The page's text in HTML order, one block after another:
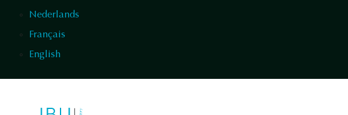
Nederlands
Français
English